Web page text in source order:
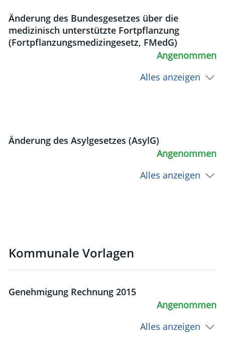
Änderung des Bundesgesetzes über die
medizinisch unterstützte Fortpflanzung
(Fortpflanzungsmedizingesetz, FMedG)
Angenommen
Alles anzeigen
Änderung des Asylgesetzes (AsylG)
Angenommen
Alles anzeigen
Kommunale Vorlagen
Genehmigung Rechnung 2015
Angenommen
Alles anzeigen